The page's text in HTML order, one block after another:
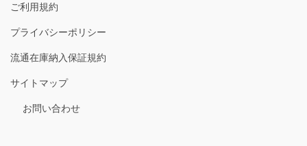
ご利用規約
プライバシーポリシー
流通在庫納入保証規約
サイトマップ
お問い合わせ